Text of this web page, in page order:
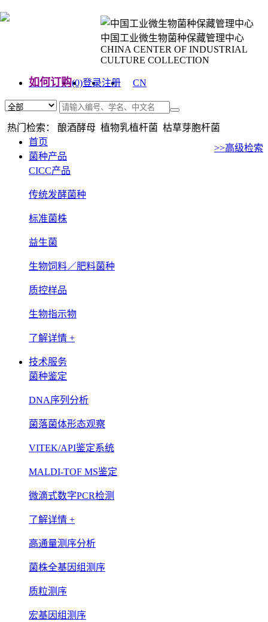
中国工业微生物菌种保藏管理中心
CHINA CENTER OF INDUSTRIAL
CULTURE COLLECTION
如何订购(0)登录注册
CN
热门检索： 酿酒酵母 植物乳植杆菌 枯草芽胞杆菌
>>高级检索
首页
菌种产品
CICC产品
传统发酵菌种
标准菌株
益生菌
生物饲料／肥料菌种
质控样品
生物指示物
了解详情 +
技术服务
菌种鉴定
DNA序列分析
菌落菌体形态观察
VITEK/API鉴定系统
MALDI-TOF MS鉴定
微滴式数字PCR检测
了解详情 +
高通量测序分析
菌株全基因组测序
质粒测序
宏基因组测序